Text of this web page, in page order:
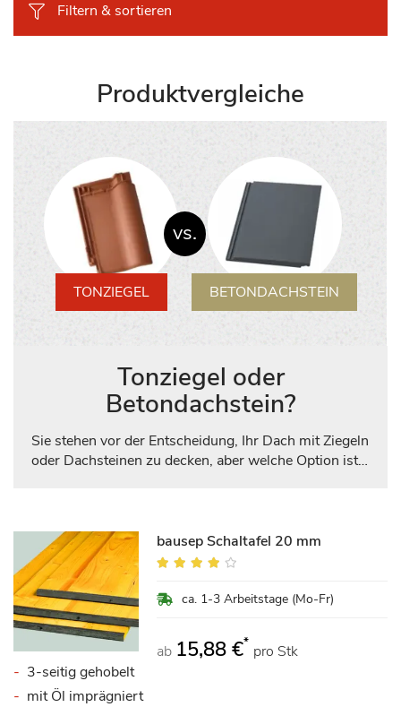
Filtern & sortieren
Produktvergleiche
TONZIEGEL
vs.
BETONDACHSTEIN
Tonziegel oder
Betondachstein?
Sie stehen vor der Entscheidung, Ihr Dach mit Ziegeln
oder Dachsteinen zu decken, aber welche Option ist
welchem Bereich überlegen ist. So können Sie
schnell und fundiert entscheiden.
bausep Schaltafel 20 mm
Bewertung:
ca. 1-3 Arbeitstage (Mo-Fr)
ab 15,88 €* pro Stk
3-seitig gehobelt
mit Öl imprägniert